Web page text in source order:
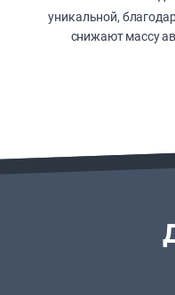
уникальной,
снижают массу